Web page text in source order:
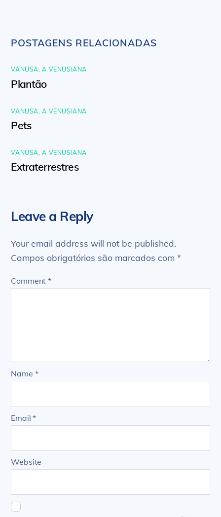
POSTAGENS RELACIONADAS
VANUSA, A VENUSIANA
Plantão
VANUSA, A VENUSIANA
Pets
VANUSA, A VENUSIANA
Extraterrestres
Leave a Reply
Your email address will not be published.
Campos obrigatórios são marcados com*
Comment*
Name *
Email*
Website